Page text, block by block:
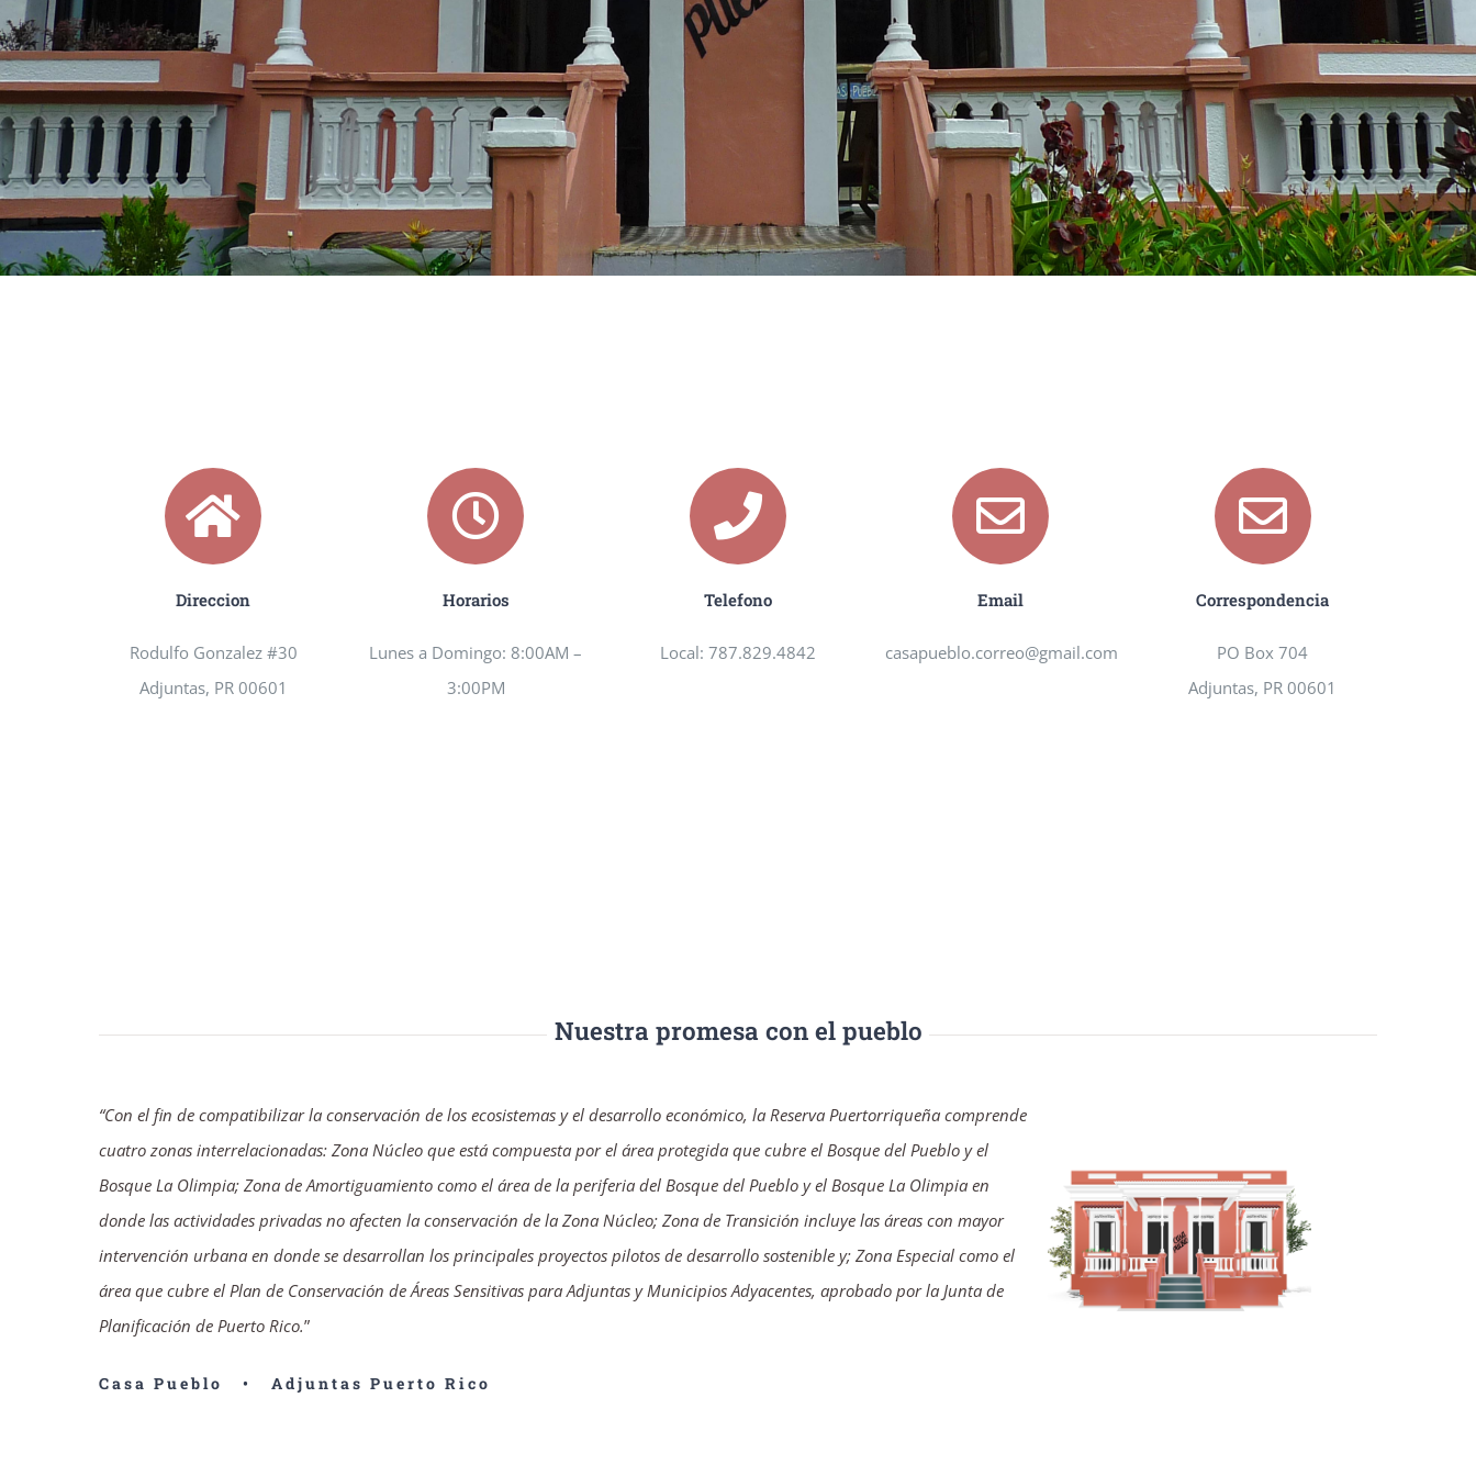
Direccion
Rodulfo Gonzalez #30
Adjuntas, PR 00601
Horarios
Lunes a Domingo: 8:00AM –
3:00PM
Telefono
Local: 787.829.4842
Email
casapueblo.correo@gmail.com
Correspondencia
PO Box 704
Adjuntas, PR 00601
Nuestra promesa con el pueblo
“Con el fin de compatibilizar la conservación de los ecosistemas y el desarrollo económico, la Reserva Puertorriqueña comprende
cuatro zonas interrelacionadas: Zona Núcleo que está compuesta por el área protegida que cubre el Bosque del Pueblo y el
Bosque La Olimpia; Zona de Amortiguamiento como el área de la periferia del Bosque del Pueblo y el Bosque La Olimpia en
donde las actividades privadas no afecten la conservación de la Zona Núcleo; Zona de Transición incluye las áreas con mayor
intervención urbana en donde se desarrollan los principales proyectos pilotos de desarrollo sostenible y; Zona Especial como el
área que cubre el Plan de Conservación de Áreas Sensitivas para Adjuntas y Municipios Adyacentes, aprobado por la Junta de
Planificación de Puerto Rico.”
Casa Pueblo • Adjuntas Puerto Rico